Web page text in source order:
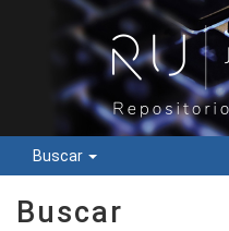
Buscar
Buscar